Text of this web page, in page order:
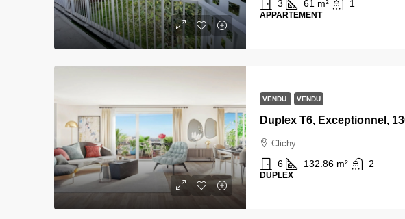
3 61 m² 1
APPARTEMENT
VENDU VENDU
Clichy
6 132.86 m² 2
DUPLEX